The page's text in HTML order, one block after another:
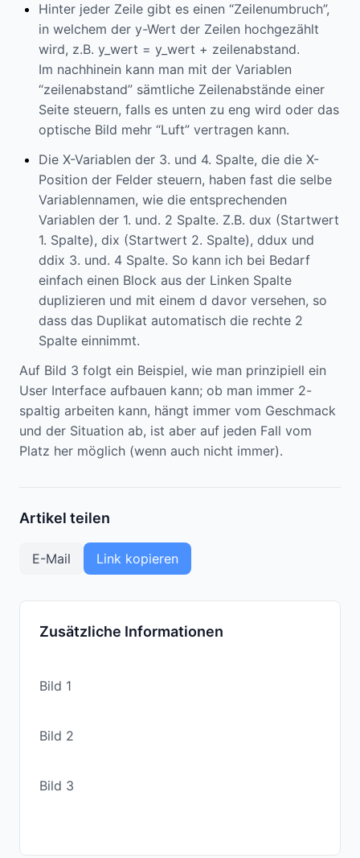
Hinter jeder Zeile gibt es einen “Zeilenumbruch”,
in welchem der y-Wert der Zeilen hochgezählt
wird, z.B. y_wert = y_wert + zeilenabstand.
Im nachhinein kann man mit der Variablen
“zeilenabstand” sämtliche Zeilenabstände einer
Seite steuern, falls es unten zu eng wird oder das
optische Bild mehr “Luft” vertragen kann.
Die X-Variablen der 3. und 4. Spalte, die die X-
Position der Felder steuern, haben fast die selbe
Variablennamen, wie die entsprechenden
Variablen der 1. und. 2 Spalte. Z.B. dux (Startwert
1. Spalte), dix (Startwert 2. Spalte), ddux und
ddix 3. und. 4 Spalte. So kann ich bei Bedarf
einfach einen Block aus der Linken Spalte
duplizieren und mit einem d davor versehen, so
dass das Duplikat automatisch die rechte 2
Spalte einnimmt.
Auf Bild 3 folgt ein Beispiel, wie man prinzipiell ein
User Interface aufbauen kann; ob man immer 2-
spaltig arbeiten kann, hängt immer vom Geschmack
und der Situation ab, ist aber auf jeden Fall vom
Platz her möglich (wenn auch nicht immer).
Artikel teilen
E-Mail Link kopieren
Zusätzliche Informationen
Bild 1
Bild 2
Bild 3